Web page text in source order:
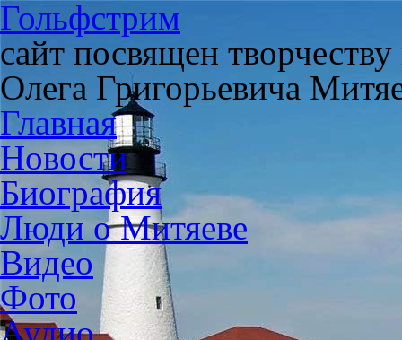
Гольфстрим
сайт посвящен
Олега Григорьевича
Главная
Новости
Биография
Люди о Митяеве
Видео
Фото